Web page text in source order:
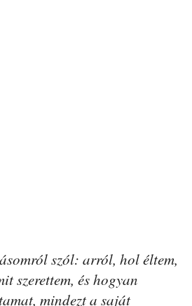
szól: arról, hol éltem,
szerettem, és hogyan
mindezt a saját